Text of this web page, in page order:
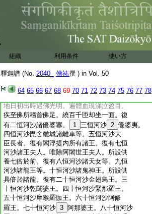
組織 利用条件 使い方
釋迦譜 (No. 2040_ 僧祐撰 ) in Vol. 50
64 65 66 67 68 69 70 71 72 73 74 75 76 77 78
聞是已。心大憂惱同時擧聲悲號啼哭。爾時
大地諸山大海皆悉震動。時諸衆生共相謂
言。當共疾往詣拘尸城。勸請如來莫般涅槃。
29
滅一劫。諸大弟子尊者摩訶迦
旃延等。遇佛光者。其身戰掉不能自持。發
聲大叫生種種苦惱。復有八十百千諸比丘。
皆阿羅漢如大龍王。復有六十億比丘尼。
亦是大阿羅漢。各於晨朝日初出時擧身毛
竪遍體血現。如波羅奢花。涕泣盈目生大
苦惱。疾至佛所稽首佛足。繞百千匝却坐
地日初出時遇佛光明。遍體血現涕泣盈目。
疾至佛所稽首佛足。繞百千匝却坐一面。復
有二恒河沙諸優婆塞。
1 三恒河沙 2 優婆夷。
四恒河沙毘舍離城諸離車等。五恒河沙大
臣長者。復有閻浮提内所有諸王。復有七恒
河沙諸王夫人。唯除阿闍世王夫人。所設供
養七倍於前。復有八恒河沙諸天女等。九恒
河沙諸龍王等。十恒河沙諸鬼神王。所設供
具倍於諸龍。復有二十恒河沙金翅鳥王。三
十恒河沙乾闥婆王。四十恒河沙緊那羅王。
五十恒河沙摩睺羅伽王。六十恒河沙阿修
羅王。七十恒河沙 3 阿那婆王。八十恒河沙